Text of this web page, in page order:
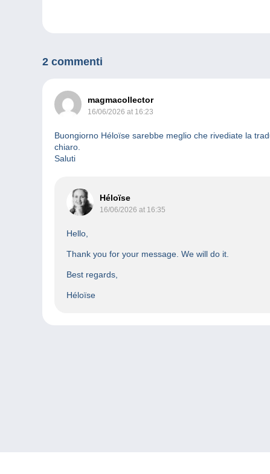
2 commenti
magmacollector
16/06/2026 at 16:23
Buongiorno Héloïse sarebbe meglio che rivediate la
chiaro.
Saluti
Héloïse
16/06/2026 at 16:35
Hello,
Thank you for your message. We will do it.
Best regards,
Héloïse